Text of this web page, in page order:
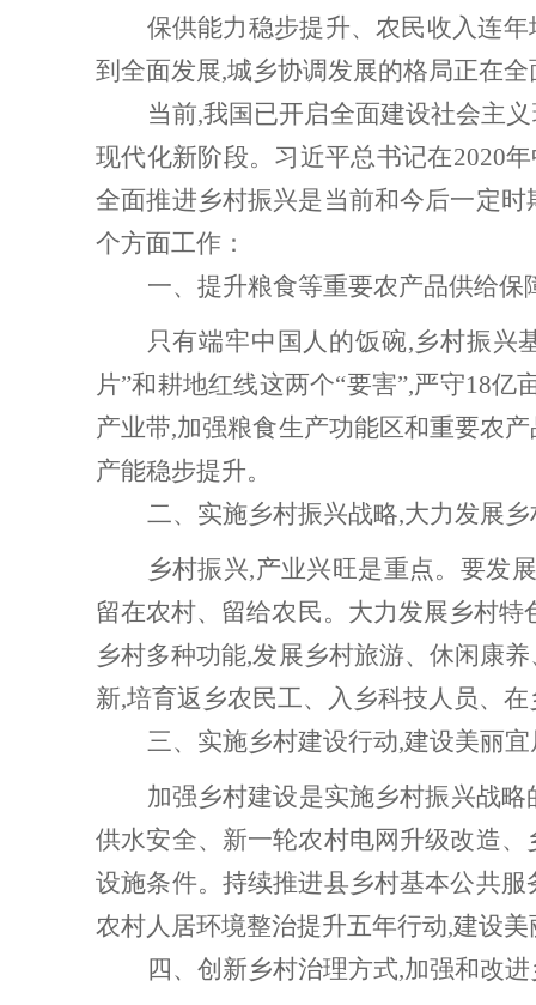
保供能力稳步提升、农民收入连
到全面发展,城乡协调发展的格局正在
当前,我国已开启全面建设社会主
现代化新阶段。习近平总书记在2020
全面推进乡村振兴是当前和今后一定
个方面工作 ：
一、 提升粮食等重要农产品供给保
只有端牢中国人的饭碗,乡村振兴
片”和耕地红线这两个“要害”,严守18
产业带,加强粮食生产功能区和重要农
产能稳步提升。
二、 实施乡村振兴战略,大力发展
乡村振兴,产业兴旺是重点。要发
留在农村、留给农民。大力发展乡村
乡村多种功能,发展乡村旅游、休闲康
新,培育返乡农民工、入乡科技人员、
三、 实施乡村建设行动,建设美丽
加强乡村建设是实施乡村振兴战略
供水安全、新一轮农村电网升级改造
设施条件。持续推进县乡村基本公共
农村人居环境整治提升五年行动,建设
四、 创新乡村治理方式,加强和改